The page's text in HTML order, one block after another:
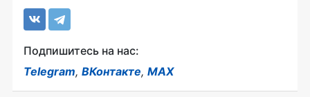
Подпишитесь на нас:
Telegram, ВКонтакте, MAX